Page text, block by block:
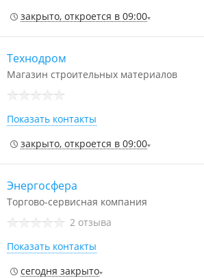
закрыто, откроется в 09:00
Технодром
Магазин строительных материалов
Показать контакты
закрыто, откроется в 09:00
Энергосфера
Торгово-сервисная компания
2 отзыва
Показать контакты
сегодня закрыто